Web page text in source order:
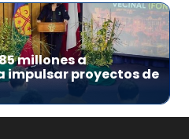
millones a
impulsar proyectos de